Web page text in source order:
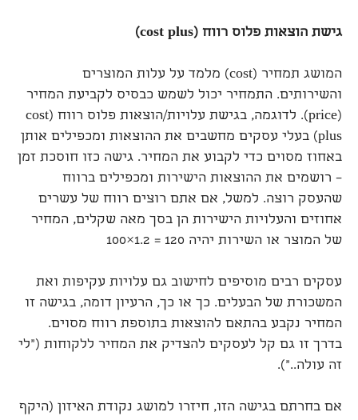
גישת הוצאות פלוס רווח (cost plus)
המושג תמחיר (cost) מלמד על עלות המוצרים
והשירותים. התמחיר יכול לשמש כבסיס לקביעת המחיר
(price). לדוגמה, בגישת עלויות/הוצאות פלוס רווח (cost
plus) בעלי עסקים מחשבים את ההוצאות ומכפילים אותן
באחוז מסוים כדי לקבוע את המחיר. גישה כזו חוסכת זמן
– רושמים את ההוצאות הישירות ומכפילים ברווח
שהעסק רוצה. למשל, אם אתם רוצים רווח של עשרים
אחוזים והעלויות הישירות הן בסך מאה שקלים, המחיר
של המוצר או השירות יהיה 120 = 1.2×100
עסקים רבים מוסיפים לחישוב גם עלויות עקיפות ואת
המשכורת של הבעלים. כך או כך, הרעיון דומה, בגישה זו
המחיר נקבע בהתאם להוצאות בתוספת רווח מסוים.
בדרך זו גם קל לעסקים להצדיק את המחיר ללקוחות ("לי
זה עולה..").
אם בחרתם בגישה הזו, חיזרו למושג נקודת האיזון (היקף